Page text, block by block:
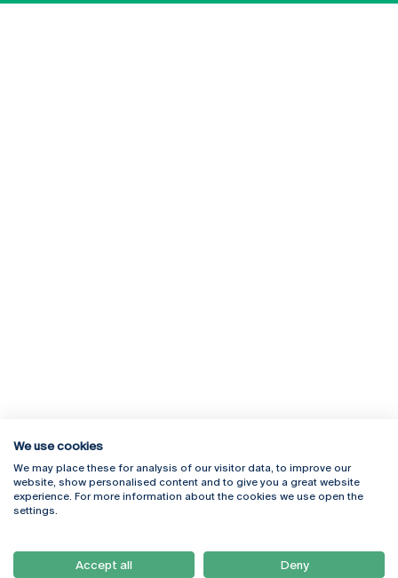
Rua Diogo Botelho 1327
4169-005 Porto
+351 226 196 240
Campus Online
Webmail
Como Chegar
We use cookies
We may place these for analysis of our visitor data, to improve our
website, show personalised content and to give you a great website
experience. For more information about the cookies we use open the
settings.
Accept all Deny